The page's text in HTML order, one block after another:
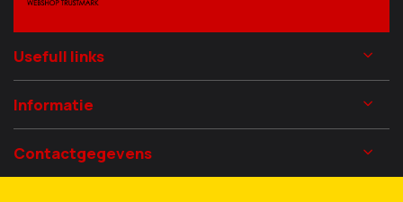
Usefull links
Informatie
Contactgegevens